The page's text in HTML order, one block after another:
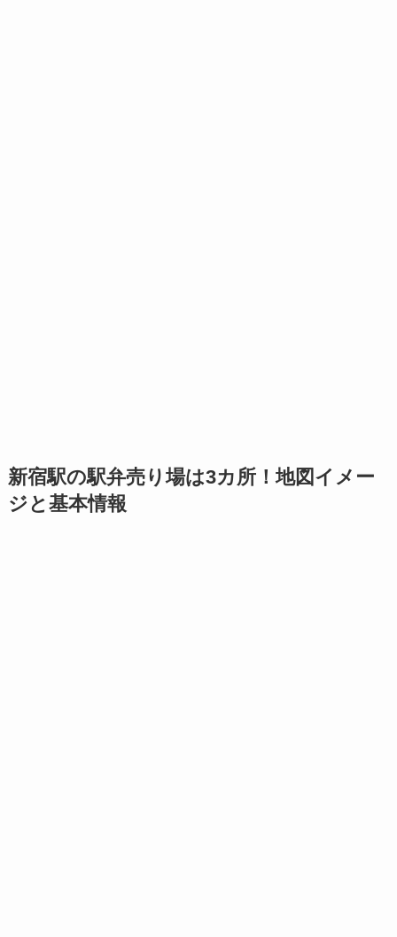
新宿駅の駅弁売り場は3カ所！地図イメー
ジと基本情報